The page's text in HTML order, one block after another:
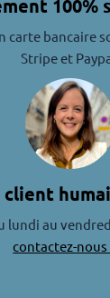
100%
carte bancaire
Stripe et
client
lundi au
contactez-nous